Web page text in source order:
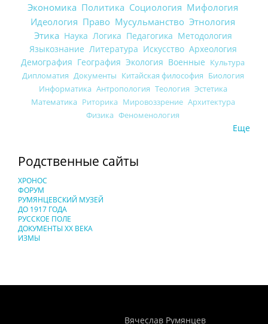
Экономика Политика Социология Мифология
Идеология Право Мусульманство Этнология
Этика Наука Логика Педагогика Методология
Языкознание Литература Искусство Археология
Демография География Экология Военные Культура
Дипломатия Документы Китайская философия Биология
Информатика Антропология Теология Эстетика
Математика Риторика Мировоззрение Архитектура
Физика Феноменология
Еще
Родственные сайты
ХРОНОС
ФОРУМ
РУМЯНЦЕВСКИЙ МУЗЕЙ
ДО 1917 ГОДА
РУССКОЕ ПОЛЕ
ДОКУМЕНТЫ XX ВЕКА
ИЗМЫ
Вячеслав Румянцев